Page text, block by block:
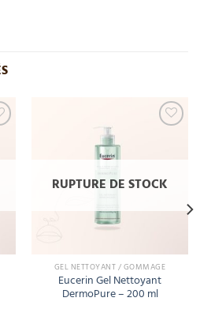
RUPTURE DE STOCK
GEL NETTOYANT / GOMMAGE
Eucerin Gel Nettoyant
DermoPure – 200 ml